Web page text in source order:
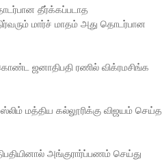
தீர்க்கப்படாத
மார்ச் மாதம் அது தொடர்பான
ஜனாதிபதி ரணில் விக்ரமசிங்க
மத்திய கல்லூரிக்கு விஜயம் செய்த
அங்குரார்ப்பணம் செய்து